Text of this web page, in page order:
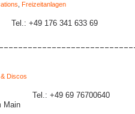
Freizeitanlagen
Tel.: +49 176 341 633 69
Discos
Main
Tel.: +49 69 76700640